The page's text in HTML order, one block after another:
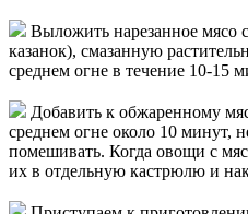
Выложить нарезанное мясо
казанок), смазанную
среднем огне в течение 10-15
Добавить к обжаренному
среднем огне около 10 минут,
помешивать. Когда овощи с
их в отдельную кастрюлю и